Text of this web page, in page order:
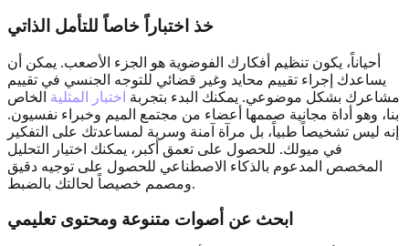
خذ اختباراً خاصاً للتأمل الذاتي
أحياناً، يكون تنظيم أفكارك الفوضوية هو الجزء الأصعب. يمكن أن
يساعدك إجراء تقييم محايد وغير قضائي للتوجه الجنسي في تقييم
مشاعرك بشكل موضوعي. يمكنك البدء بتجربة اختبار المثلية الخاص
بنا، وهو أداة مجانية صممها أعضاء من مجتمع الميم وخبراء نفسيون.
إنه ليس تشخيصاً طبياً، بل مرآة آمنة وسرية لمساعدتك على التفكير
في ميولك. للحصول على تعمق أكبر، يمكنك اختيار التحليل
المخصص المدعوم بالذكاء الاصطناعي للحصول على توجيه دقيق
ومصمم خصيصاً لحالتك بالضبط.
ابحث عن أصوات متنوعة ومحتوى تعليمي